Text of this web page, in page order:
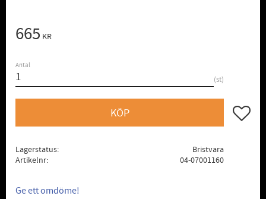
665 KR
Antal
st
KÖP Lägg
Lagerstatus
Bristvara
Artikelnr
04-07001160
Ge ett omdöme!